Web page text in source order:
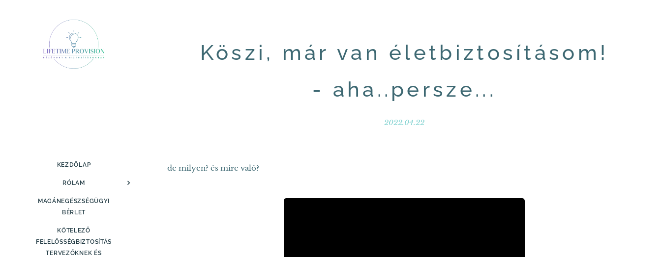
KEZDŐLAP
RÓLAM
MAGÁNEGÉSZSÉGÜGYI
BÉRLET
KÖTELEZŐ
FELELŐSSÉGBIZTOSÍTÁS
TERVEZŐKNEK ÉS
Köszi, már van életbiztosításom!
- aha..persze...
2022.04.22
de milyen? és mire való?